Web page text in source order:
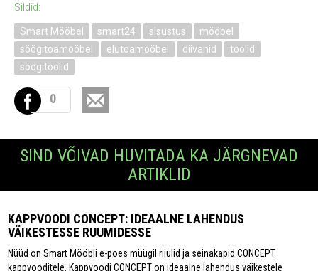
Sildid:
Smart Mööbel smart24 sisustus
mööbel
söögitoamööbel
elutoamööbel diivanid
toolid
söögitoolid
0
SIND VÕIVAD HUVITADA KA JÄRGNEVAD
ARTIKLID
KAPPVOODI CONCEPT: IDEAALNE LAHENDUS
VÄIKESTESSE RUUMIDESSE
Nüüd on Smart Mööbli e-poes müügil riiulid ja seinakapid CONCEPT
kappvooditele. Kappvoodi CONCEPT on ideaalne lahendus väikestele